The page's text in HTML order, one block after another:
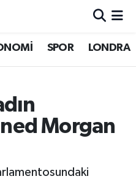
SPOR LONDRA
Morgan